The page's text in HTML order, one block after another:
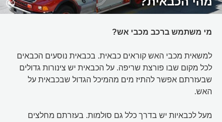
מי משתמש ברכב מכבי אש?
למשאית מכבי האש קוראים כבאית. בכבאית נוסעים הכבאים
לכל מקום שבו פורצת שריפה. על הכבאית יש צינורות גדולים
שבעזרתם אפשר להתיז מים מהמיכל הגדול שבכבאית על
האש.
מעל לכבאיות יש בדרך כלל גם סולמות. בעזרתם מחלצים